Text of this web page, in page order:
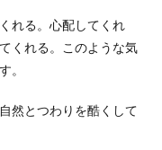
れる。心配してくれ
くれる。このような気
。
然とつわりを酷くして